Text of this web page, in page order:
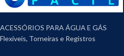
ACESSÓRIOS PARA ÁGUA E GÁS
Flexíveis, Torneiras e Registros